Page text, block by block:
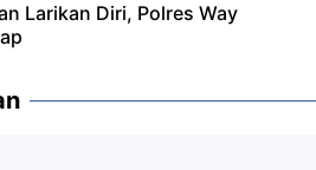
Larikan Diri, Polres Way